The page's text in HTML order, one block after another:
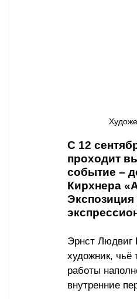
С 12
проходит
событие –
Кирхнера
Эрнст Людвиг
художник, чьё
работы
внутренние